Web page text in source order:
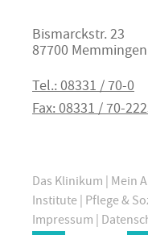
Bismarckstr. 23
87700 Memmingen
Tel.: 08331 / 70-0
Fax: 08331 / 70-
Das Klinikum Mein
Institute Pflege &
Impressum